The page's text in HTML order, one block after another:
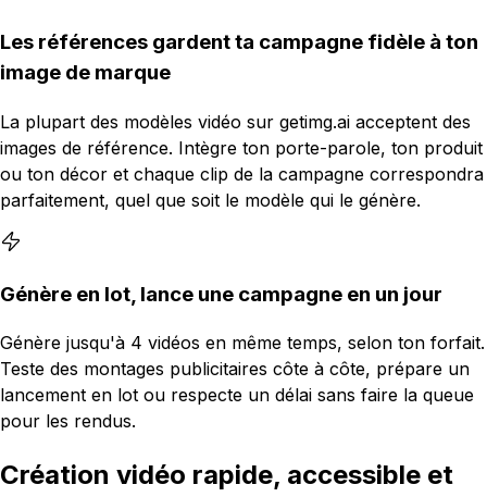
Les références gardent ta campagne fidèle à ton
image de marque
La plupart des modèles vidéo sur getimg.ai acceptent des
images de référence. Intègre ton porte-parole, ton produit
ou ton décor et chaque clip de la campagne correspondra
parfaitement, quel que soit le modèle qui le génère.
Génère en lot, lance une campagne en un jour
Génère jusqu'à 4 vidéos en même temps, selon ton forfait.
Teste des montages publicitaires côte à côte, prépare un
lancement en lot ou respecte un délai sans faire la queue
pour les rendus.
Création vidéo rapide, accessible et